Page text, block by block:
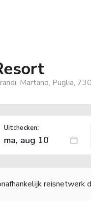
Martano, Puglia,
Uitchecken: